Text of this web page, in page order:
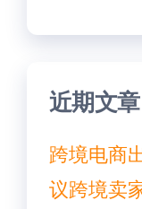
近期文章
跨境电商
议跨境卖